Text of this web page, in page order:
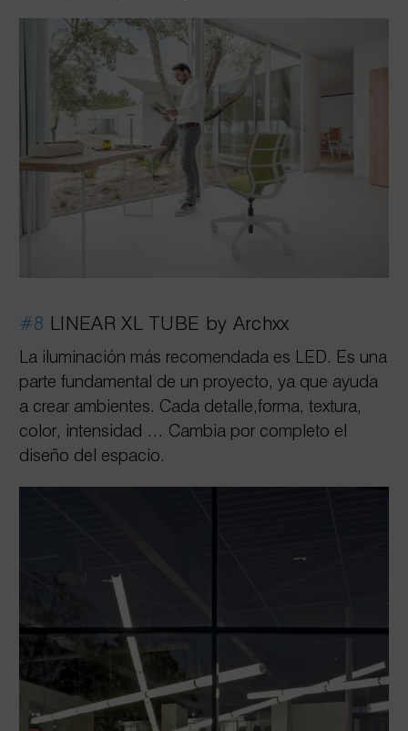
#8 LINEAR XL TUBE by Archxx
La iluminación más recomendada es LED. Es una
parte fundamental de un proyecto, ya que ayuda
a crear ambientes. Cada detalle,forma, textura,
color, intensidad … Cambia por completo el
diseño del espacio.